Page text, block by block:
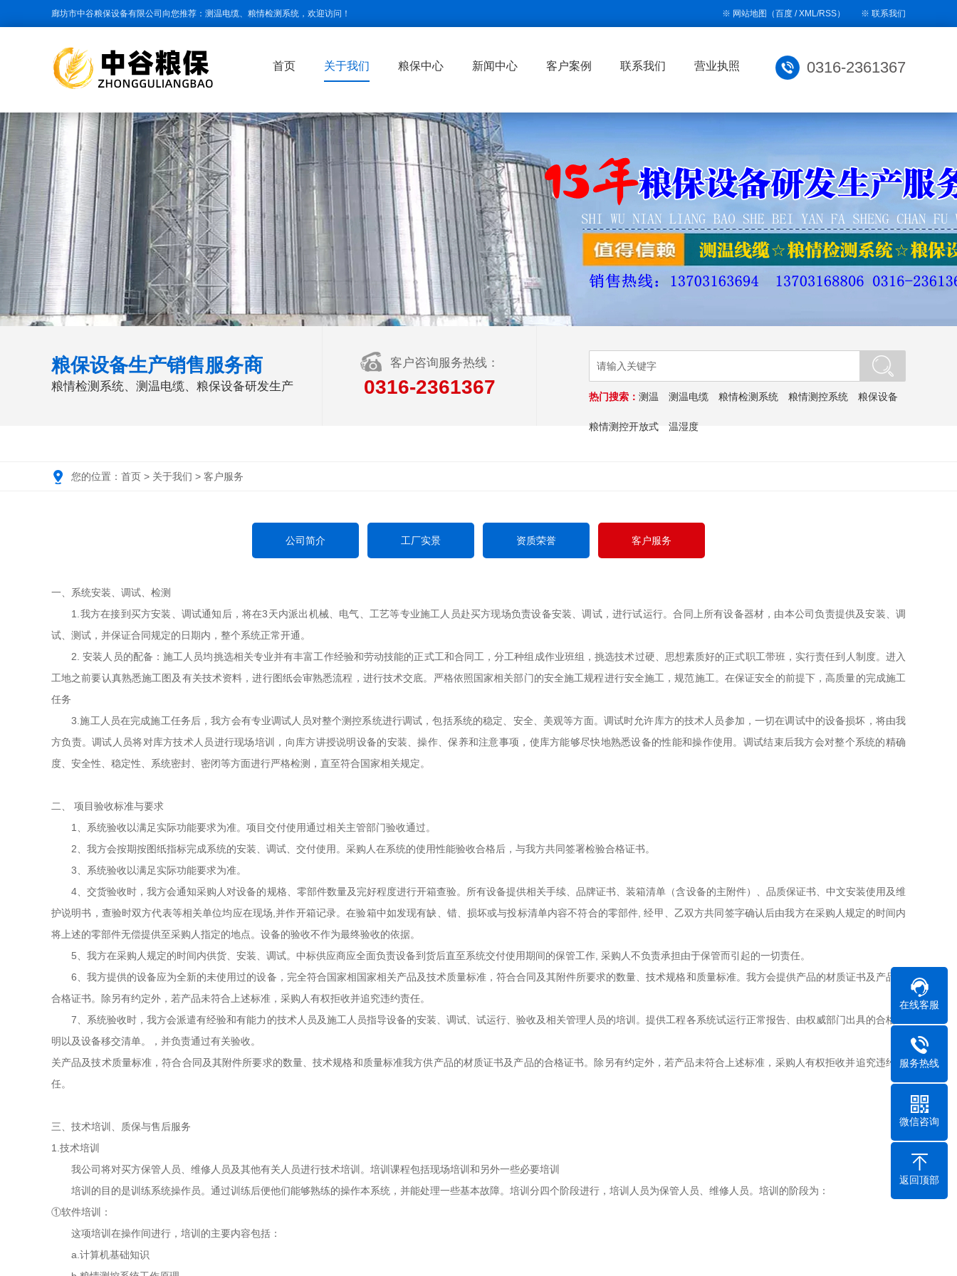
廊坊市中谷粮保设备有限公司向您推荐：测温电缆、粮情检测系统，欢迎访问！ ※ 网站地图 （百度 /XML/RSS） ※ 联系我们
0316-2361367
首页 关于我们 粮保中心 新闻中心 客户案例 联系我们 营业执照
粮保设备生产销售服务商
粮情检测系统、测温电缆、粮保设备研发生产
客户咨询服务热线：
0316-2361367 热门搜索： 测温 测温电缆 粮情检测系统 粮情测控系统 粮保设备
粮情测控开放式 温湿度
您的位置： 首页 > 关于我们 > 客户服务
公司简介 工厂实景 资质荣誉 客户服务
一、系统安装、调试、检测
1.我方在接到买方安装、调试通知后，将在3天内派出机械、电气、工艺等专业施工人员赴买方现场负责设备安装、调试，进行试运行。合同上所有设备器材，由本公司负责提供及安装、调
试、测试，并保证合同规定的日期内，整个系统正常开通。
2. 安装人员的配备：施工人员均挑选相关专业并有丰富工作经验和劳动技能的正式工和合同工，分工种组成作业班组，挑选技术过硬、思想素质好的正式职工带班，实行责任到人制度。进入
工地之前要认真熟悉施工图及有关技术资料，进行图纸会审熟悉流程，进行技术交底。严格依照国家相关部门的安全施工规程进行安全施工，规范施工。在保证安全的前提下，高质量的完成施工
任务
3.施工人员在完成施工任务后，我方会有专业调试人员对整个测控系统进行调试，包括系统的稳定、安全、美观等方面。调试时允许库方的技术人员参加，一切在调试中的设备损坏，将由我
方负责。调试人员将对库方技术人员进行现场培训，向库方讲授说明设备的安装、操作、保养和注意事项，使库方能够尽快地熟悉设备的性能和操作使用。调试结束后我方会对整个系统的精确
度、安全性、稳定性、系统密封、密闭等方面进行严格检测，直至符合国家相关规定。
二、 项目验收标准与要求
1、系统验收以满足实际功能要求为准。项目交付使用通过相关主管部门验收通过。
2、我方会按期按图纸指标完成系统的安装、调试、交付使用。采购人在系统的使用性能验收合格后，与我方共同签署检验合格证书。
3、系统验收以满足实际功能要求为准。
4、交货验收时，我方会通知采购人对设备的规格、零部件数量及完好程度进行开箱查验。所有设备提供相关手续、品牌证书、装箱清单（含设备的主附件）、品质保证书、中文安装使用及维
护说明书，查验时双方代表等相关单位均应在现场,并作开箱记录。在验箱中如发现有缺、错、损坏或与投标清单内容不符合的零部件, 经甲、乙双方共同签字确认后由我方在采购人规定的时间内
将上述的零部件无偿提供至采购人指定的地点。设备的验收不作为最终验收的依据。
5、我方在采购人规定的时间内供货、安装、调试。中标供应商应全面负责设备到货后直至系统交付使用期间的保管工作, 采购人不负责承担由于保管而引起的一切责任。
6、我方提供的设备应为全新的未使用过的设备，完全符合国家相国家相关产品及技术质量标准，符合合同及其附件所要求的数量、技术规格和质量标准。我方会提供产品的材质证书及产品的
合格证书。除另有约定外，若产品未符合上述标准，采购人有权拒收并追究违约责任。
7、系统验收时，我方会派遣有经验和有能力的技术人员及施工人员指导设备的安装、调试、试运行、验收及相关管理人员的培训。提供工程各系统试运行正常报告、由权威部门出具的合格证
明以及设备移交清单。，并负责通过有关验收。
关产品及技术质量标准，符合合同及其附件所要求的数量、技术规格和质量标准我方供产品的材质证书及产品的合格证书。除另有约定外，若产品未符合上述标准，采购人有权拒收并追究违约责
任。
三、技术培训、质保与售后服务
1.技术培训
我公司将对买方保管人员、维修人员及其他有关人员进行技术培训。培训课程包括现场培训和另外一些必要培训
培训的目的是训练系统操作员。通过训练后便他们能够熟练的操作本系统，并能处理一些基本故障。培训分四个阶段进行，培训人员为保管人员、维修人员。培训的阶段为：
①软件培训：
这项培训在操作间进行，培训的主要内容包括：
a.计算机基础知识
在线客服
服务热线
微信咨询
返回顶部